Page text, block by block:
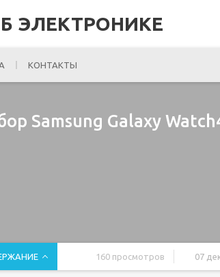
ЭЛЕКТРОНИКЕ
КОНТАКТЫ
Samsung Galaxy
160 просмотров 07